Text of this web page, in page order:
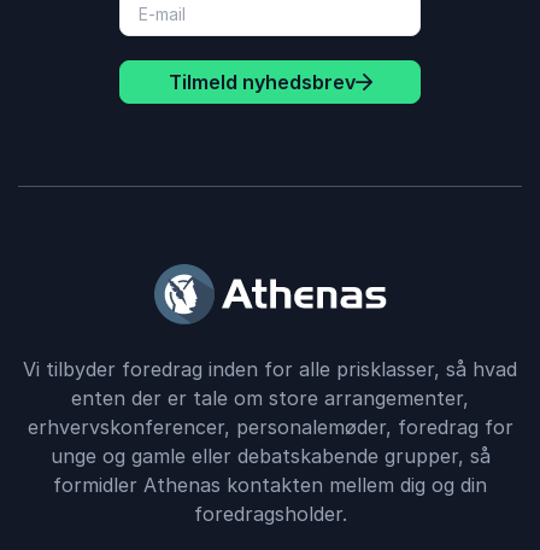
Tilmeld nyhedsbrev
Vi tilbyder foredrag inden for alle prisklasser, så hvad
enten der er tale om store arrangementer,
erhvervskonferencer, personalemøder, foredrag for
unge og gamle eller debatskabende grupper, så
formidler Athenas kontakten mellem dig og din
foredragsholder.